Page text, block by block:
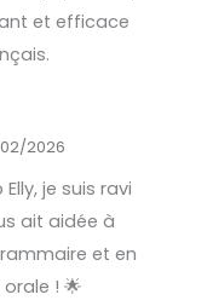
et efficace
2026
je suis ravi
ait aidée à
et en
! 🌟